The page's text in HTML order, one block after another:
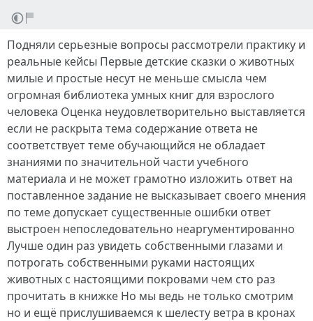
Подняли серьезные вопросы рассмотрели практику и
реальные кейсы Первые детские сказки о животных
милые и простые несут не меньше смысла чем
огромная библиотека умных книг для взрослого
человека Оценка неудовлетворительно выставляется
если не раскрыта тема содержание ответа не
соответствует теме обучающийся не обладает
знаниями по значительной части учебного
материала и не может грамотно изложить ответ на
поставленное задание не высказывает своего мнения
по теме допускает существенные ошибки ответ
выстроен непоследовательно неаргументированно
Лучше один раз увидеть собственными глазами и
потрогать собственными руками настоящих
животных с настоящими покровами чем сто раз
прочитать в книжке Но мы ведь не только смотрим
но и ещё прислушиваемся к шелесту ветра в кронах